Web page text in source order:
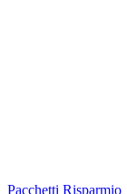
Pacchetti Risparmio